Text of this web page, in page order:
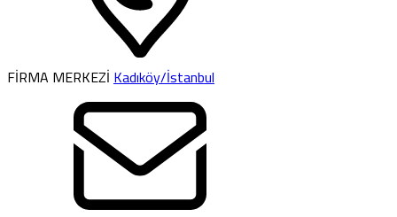
FİRMA MERKEZİKadıköy/İstanbul